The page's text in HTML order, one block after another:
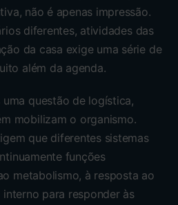
não é apenas impressão.
diferentes, atividades das
da casa exige uma série de
além da agenda.
questão de logística,
mobilizam o organismo.
que diferentes sistemas
funções
metabolismo, à resposta ao
para responder às